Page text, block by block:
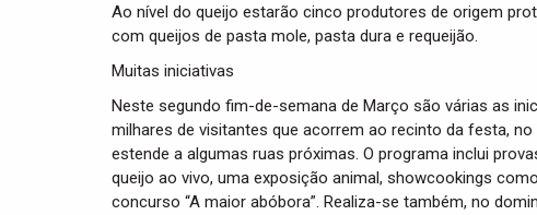
Ao nível do queijo estarão cinco produtores de origem
com queijos de pasta mole, pasta dura e requeijão.
Muitas iniciativas
Neste segundo fim-de-semana de Março são várias as
milhares de visitantes que acorrem ao recinto da festa,
estende a algumas ruas próximas. O programa inclui
queijo ao vivo, uma exposição animal, showcookings
concurso “A maior abóbora”. Realiza-se também, no